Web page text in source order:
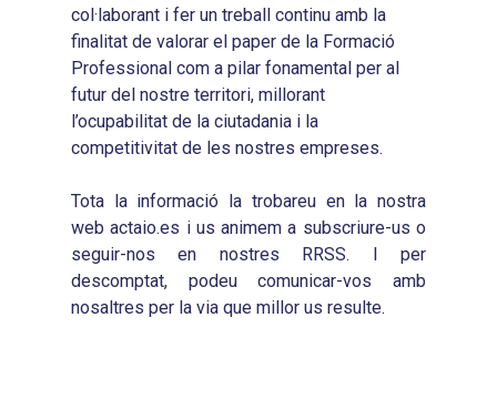
col·laborant i fer un treball continu amb la
finalitat de valorar el paper de la Formació
Professional com a pilar fonamental per al
futur del nostre territori, millorant
l’ocupabilitat de la ciutadania i la
competitivitat de les nostres empreses.
Tota la informació la trobareu en la nostra
web actaio.es i us animem a subscriure-us o
seguir-nos en nostres RRSS. I per
descomptat, podeu comunicar-vos amb
nosaltres per la via que millor us resulte.